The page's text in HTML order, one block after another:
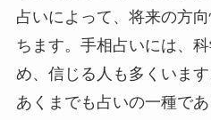
占いによって、将来の方
ちます。手相占いには、
め、信じる人も多くいま
あくまでも占いの一種で